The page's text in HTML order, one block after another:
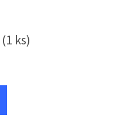
(1 ks)